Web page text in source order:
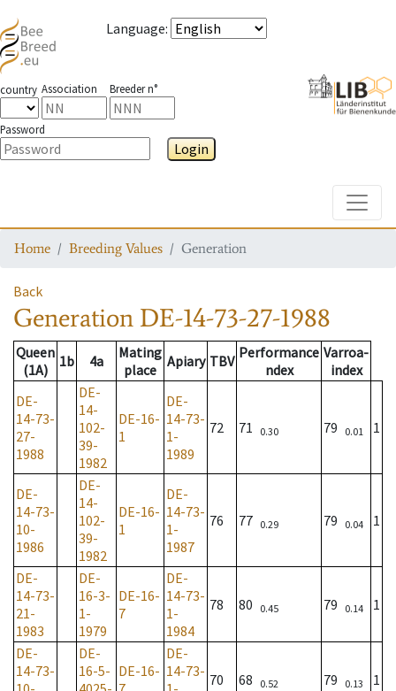
Language:
country Association Breeder n°
Password
Login
Home Breeding Values Generation
Back
Generation DE-14-73-27-1988
Queen
(1A)
1b 4a
Mating
place Apiary TBV Performance
ndex
Varroa-
index
DE-
14-73-
27-
1988
DE-
14-
102-
39-
1982
DE-16-
1
DE-
14-73-
1-
1989
72 71 0.30 79 0.01 1
DE-
14-73-
10-
1986
DE-
14-
102-
39-
1982
DE-16-
1
DE-
14-73-
1-
1987
76 77 0.29 79 0.04 1
DE-
14-73-
21-
1983
DE-
16-3-
1-
1979
DE-16-
7
DE-
14-73-
1-
1984
78 80 0.45 79 0.14 1
DE-
14-73-
DE-
16-5- DE-16-
DE-
14-73- 70 68 0.52 79 0.13 1